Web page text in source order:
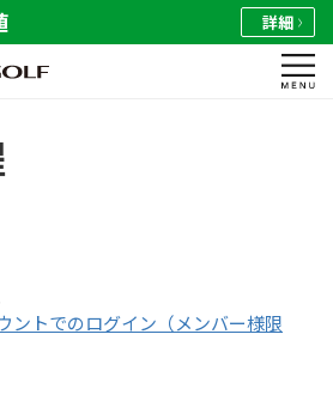
詳細
ントでのログイン（メンバー様限